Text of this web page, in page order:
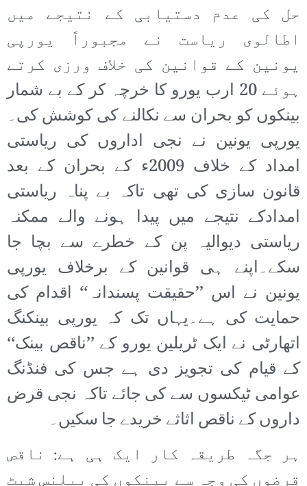
حل کی عدم دستیابی کے نتیجے میں
اطالوی ریاست نے مجبوراً یورپی
یونین کے قوانین کی خلاف ورزی کرتے
ہوئے 20 ارب یورو کا خرچہ کر کے بے شمار
بینکوں کو بحران سے نکالنے کی کوشش کی۔
یورپی یونین نے نجی اداروں کی ریاستی
امداد کے خلاف 2009ء کے بحران کے بعد
قانون سازی کی تھی تاکہ بے پناہ ریاستی
امدادکے نتیجے میں پیدا ہونے والے ممکنہ
ریاستی دیوالیہ پن کے خطرے سے بچا جا
سکے۔اپنے ہی قوانین کے برخلاف یورپی
یونین نے اس ’’حقیقت پسندانہ‘‘ اقدام کی
حمایت کی ہے۔یہاں تک کہ یورپی بینکنگ
اتھارٹی نے ایک ٹریلین یورو کے ’’ناقص بینک‘‘
کے قیام کی تجویز دی ہے جس کی فنڈنگ
عوامی ٹیکسوں سے کی جائے تاکہ نجی قرض
داروں کے ناقص اثاثے خریدے جا سکیں۔
ہر جگہ طریقہ کار ایک ہی ہے: ناقص